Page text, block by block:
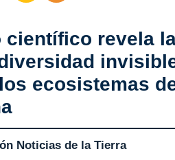
científico revela
ecosistemas
Noticias de la Tierra